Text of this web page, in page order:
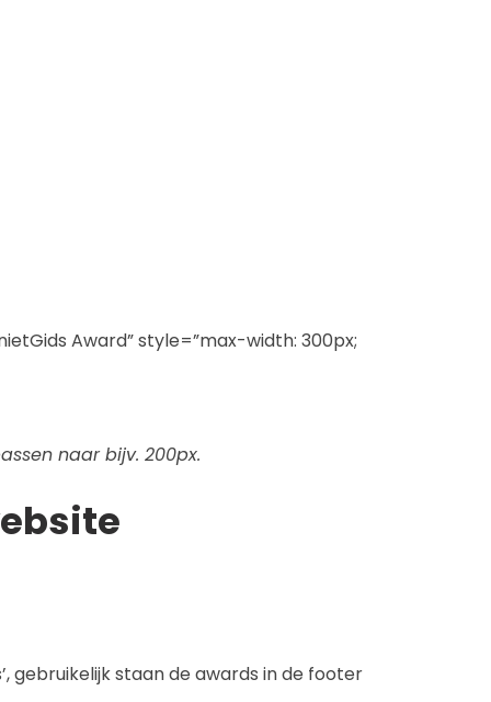
Award” style=”max-width: 300px;
naar bijv. 200px.
gebruikelijk staan de awards in de footer